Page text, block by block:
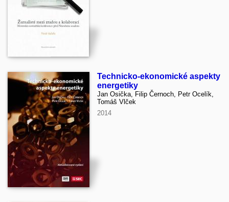
Technicko-ekonomické aspekty
energetiky
Jan Osička, Filip Černoch, Petr Ocelík,
Tomáš Vlček
2014